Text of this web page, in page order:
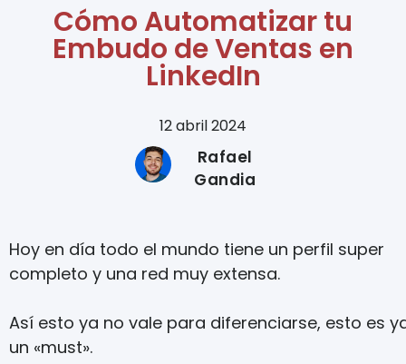
Cómo Automatizar tu
Embudo de Ventas en
LinkedIn
12 abril 2024
Rafael
Gandia
Hoy en día todo el mundo tiene un perfil super
completo y una red muy extensa.
Así esto ya no vale para diferenciarse, esto es
un «must».